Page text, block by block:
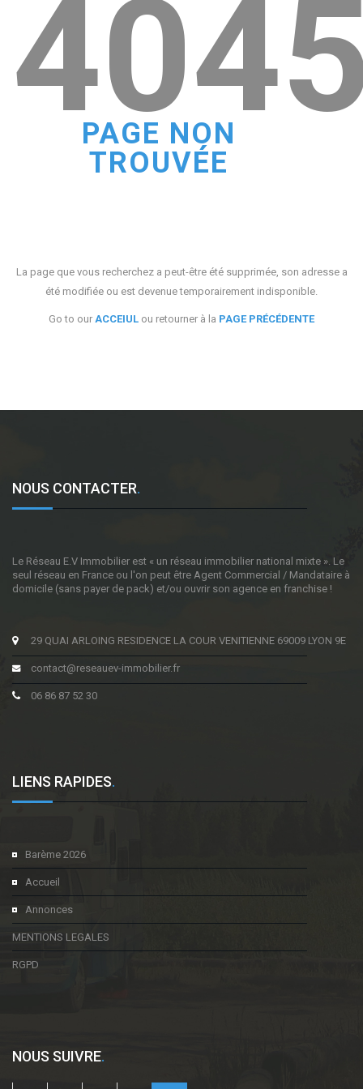
PAGE NON
TROUVÉE
La page que vous recherchez a peut-être été supprimée, son adresse a
été modifiée ou est devenue temporairement indisponible.
Go to our ACCEIUL ou retourner à la PAGE PRÉCÉDENTE
NOUS CONTACTER.
Le Réseau E.V Immobilier est « un réseau immobilier national mixte ». Le
seul réseau en France ou l'on peut être Agent Commercial / Mandataire à
domicile (sans payer de pack) et/ou ouvrir son agence en franchise !
29 QUAI ARLOING RESIDENCE LA COUR VENITIENNE 69009 LYON 9E
contact@reseauev-immobilier.fr
06 86 87 52 30
LIENS RAPIDES.
Barème 2026
Accueil
Annonces
MENTIONS LEGALES
RGPD
NOUS SUIVRE.